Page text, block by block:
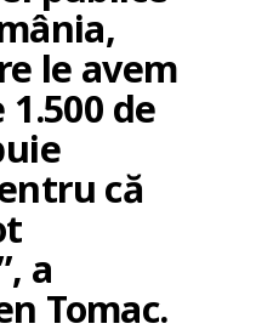
le avem
de
că
a
Tomac.